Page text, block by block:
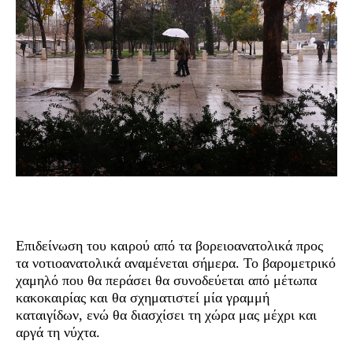
Επιδείνωση του καιρού από τα βορειοανατολικά προς
τα νοτιοανατολικά αναμένεται σήμερα. Το βαρομετρικό
χαμηλό που θα περάσει θα συνοδεύεται από μέτωπα
κακοκαιρίας και θα σχηματιστεί μία γραμμή
καταιγίδων, ενώ θα διασχίσει τη χώρα μας μέχρι και
αργά τη νύχτα.